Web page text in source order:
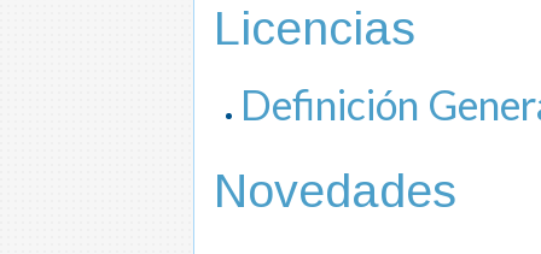
Licencias
Definición
Novedades